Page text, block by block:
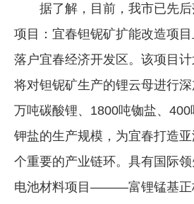
据了解，目前，我市已先后
项目：宜春钽铌矿扩能改造项
落户宜春经济开发区。该项目计
将对钽铌矿生产的锂云母进行
万吨碳酸锂、1800吨铷盐、
钾盐的生产规模，为宜春打造
个重要的产业链环。具有国际
电池材料项目———富锂锰基正